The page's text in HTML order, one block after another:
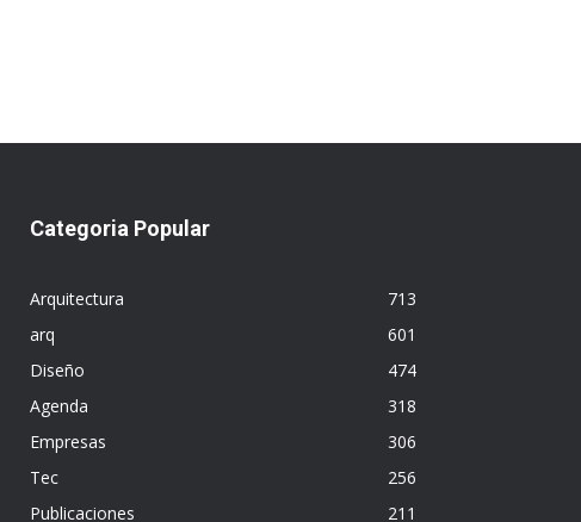
Categoria Popular
Arquitectura
713
arq
601
Diseño
474
Agenda
318
Empresas
306
Tec
256
Publicaciones
211